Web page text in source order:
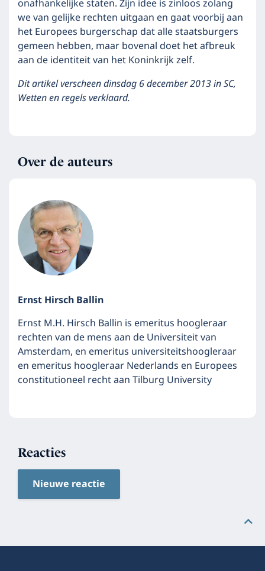
onafhankelijke staten. Zijn idee is zinloos zolang
we van gelijke rechten uitgaan en gaat voorbij aan
het Europees burgerschap dat alle staatsburgers
gemeen hebben, maar bovenal doet het afbreuk
aan de identiteit van het Koninkrijk zelf.
Dit artikel verscheen dinsdag 6 december 2013 in SC,
Wetten en regels verklaard.
Over de auteurs
Ernst Hirsch Ballin
Ernst M.H. Hirsch Ballin is emeritus hoogleraar
rechten van de mens aan de Universiteit van
Amsterdam, en emeritus universiteitshoogleraar
en emeritus hoogleraar Nederlands en Europees
constitutioneel recht aan Tilburg University
Reacties
Nieuwe reactie